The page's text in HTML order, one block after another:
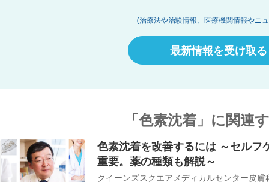
(治療法や治験情報、医療機関情報やニ
最新情報を受け取る
「色素沈着」に関連
色素沈着を改善するには ～セルフ
重要。薬の種類も解説～
クイーンズスクエアメディカルセンター皮膚